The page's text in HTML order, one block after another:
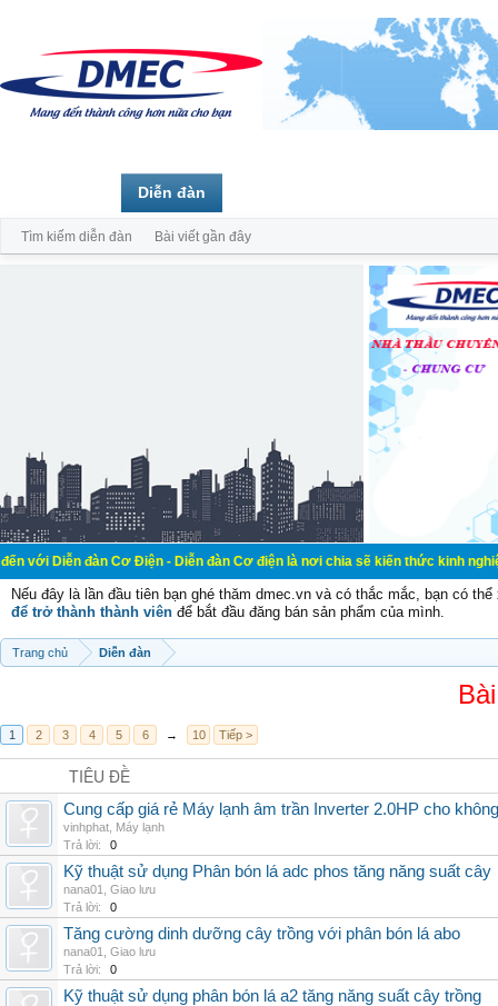
đàn Cơ Điện - Diễn đàn Cơ điện là nơi chia sẽ kiến thức kinh nghiệm
Nếu đây là lần đầu tiên bạn ghé thăm dmec.vn và có thắc mắc, bạn có
để trở thành thành viên để bắt đầu đăng bán sản phẩm của mình.
Trang chủ Diễn đàn
1 2 3 4 5 6 → 10 Tiếp >
TIÊU ĐỀ
Cung cấp giá rẻ Máy lạnh âm trần Inverter 2.0HP cho
vinhphat Máy lạnh
Trả lời:
0
Kỹ thuật sử dụng Phân bón lá adc phos tăng năng suất cây
nana01
Giao lưu
Trả lời:
0
Tăng cường dinh dưỡng cây trồng với phân bón lá abo
nana01
Giao lưu
Trả lời:
0
Kỹ thuật sử dụng phân bón lá a2 tăng năng suất cây trồng
Diễn đàn
Tìm kiếm diễn đàn Bài viết gần đây